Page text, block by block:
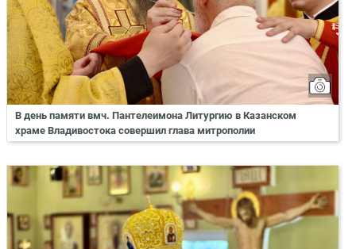
В день памяти вмч. Пантелеимона Литургию в Казанском
храме Владивостока совершил глава митрополии